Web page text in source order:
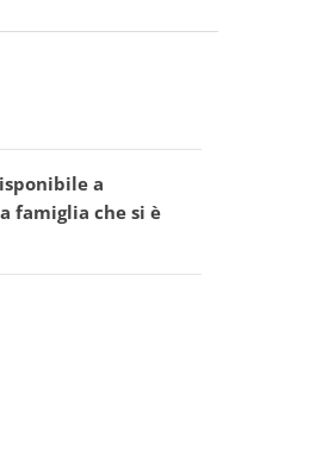
a
famiglia che si è